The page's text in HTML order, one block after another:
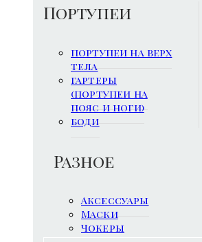
Портупеи
портупеи на верх
тела
гартеры
(портупеи на
пояс и ноги)
боди
Разное
Аксессуары
Маски
Чокеры